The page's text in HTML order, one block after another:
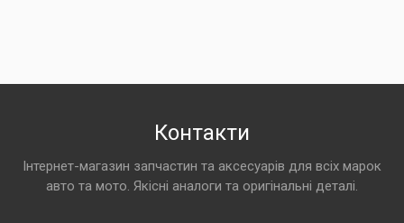
Контакти
Інтернет-магазин запчастин та аксесуарів для всіх марок
авто та мото. Якісні аналоги та оригінальні деталі.